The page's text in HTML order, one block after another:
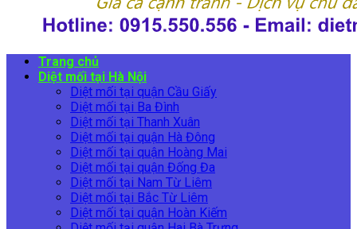
Trang chủ
Diệt mối tại Hà Nội
Diệt mối tại quận Cầu Giấy
Diệt mối tại Ba Đình
Diệt mối tại Thanh Xuân
Diệt mối tại quận Hà Đông
Diệt mối tại quận Hoàng Mai
Diệt mối tại quận Đống Đa
Diệt mối tại Nam Từ Liêm
Diệt mối tại Bắc Từ Liêm
Diệt mối tại quận Hoàn Kiếm